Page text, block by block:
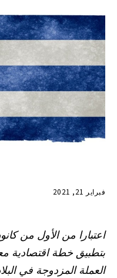
فبراير 21, 2021
اعتبارا من الأول من
بتطبيق خطة اقتصادية
العملة المزدوجة في